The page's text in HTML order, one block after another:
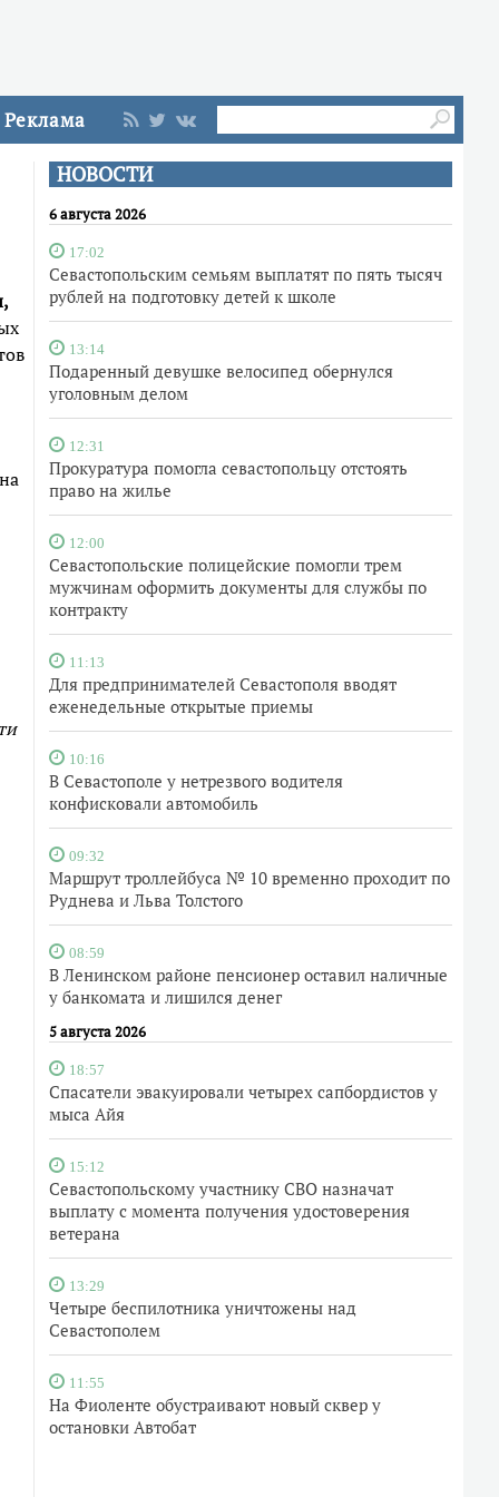
Реклама
НОВОСТИ
6 августа 2026
17:02
Севастопольским семьям выплатят по пять тысяч
рублей на подготовку детей к школе
13:14
Подаренный девушке велосипед обернулся
уголовным делом
12:31
Прокуратура помогла севастопольцу отстоять
право на жилье
12:00
Севастопольские полицейские помогли трем
мужчинам оформить документы для службы по
контракту
11:13
Для предпринимателей Севастополя вводят
еженедельные открытые приемы
10:16
В Севастополе у нетрезвого водителя
конфисковали автомобиль
09:32
Маршрут троллейбуса № 10 временно проходит по
Руднева и Льва Толстого
08:59
В Ленинском районе пенсионер оставил наличные
у банкомата и лишился денег
5 августа 2026
18:57
Спасатели эвакуировали четырех сапбордистов у
мыса Айя
15:12
Севастопольскому участнику СВО назначат
выплату с момента получения удостоверения
ветерана
13:29
Четыре беспилотника уничтожены над
Севастополем
11:55
На Фиоленте обустраивают новый сквер у
остановки Автобат